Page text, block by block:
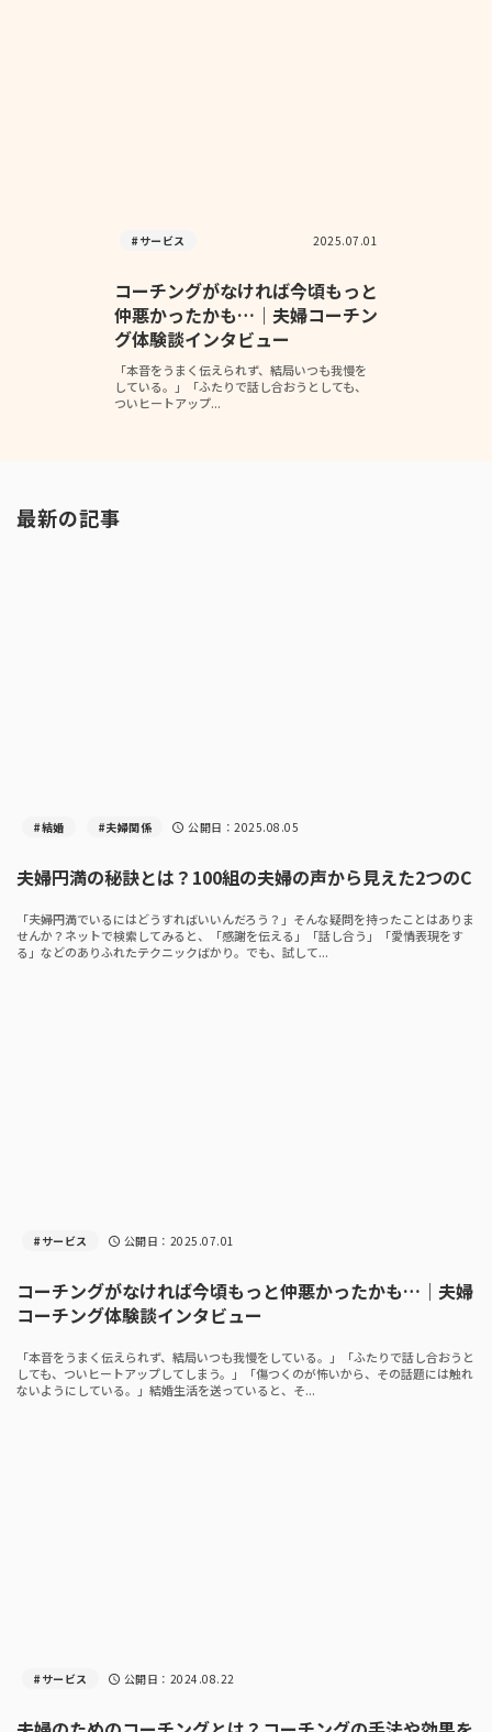
#サービス 2025.07.01
コーチングがなければ今頃もっと
仲悪かったかも…｜夫婦コーチン
グ体験談インタビュー
「本音をうまく伝えられず、結局いつも我慢を
している。」「ふたりで話し合おうとしても、
ついヒートアップ...
最新の記事
#結婚 #夫婦関係 schedule 公開日： 2025.08.05
夫婦円満の秘訣とは？100組の夫婦の声から見えた2つのC
「夫婦円満でいるにはどうすればいいんだろう？」そんな疑問を持ったことはありま
せんか？ネットで検索してみると、「感謝を伝える」「話し合う」「愛情表現をす
る」などのありふれたテクニックばかり。でも、試して...
#サービス schedule 公開日： 2025.07.01
コーチングがなければ今頃もっと仲悪かったかも…｜夫婦
コーチング体験談インタビュー
「本音をうまく伝えられず、結局いつも我慢をしている。」「ふたりで話し合おうと
しても、ついヒートアップしてしまう。」「傷つくのが怖いから、その話題には触れ
ないようにしている。」結婚生活を送っていると、そ...
#サービス schedule 公開日： 2024.08.22